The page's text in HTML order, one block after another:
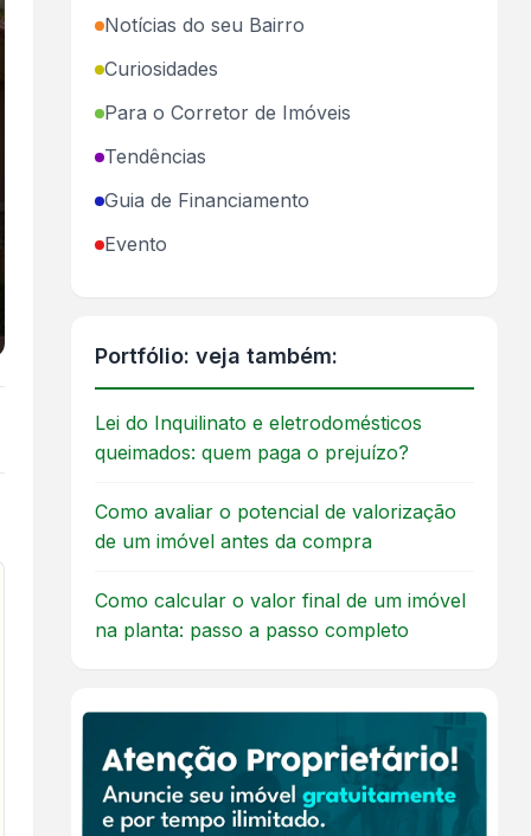
Notícias do seu Bairro
Curiosidades
Para o Corretor de Imóveis
Tendências
Guia de Financiamento
Evento
Portfólio: veja também:
Lei do Inquilinato e eletrodomésticos
queimados: quem paga o prejuízo?
Como avaliar o potencial de valorização
de um imóvel antes da compra
Como calcular o valor final de um imóvel
na planta: passo a passo completo